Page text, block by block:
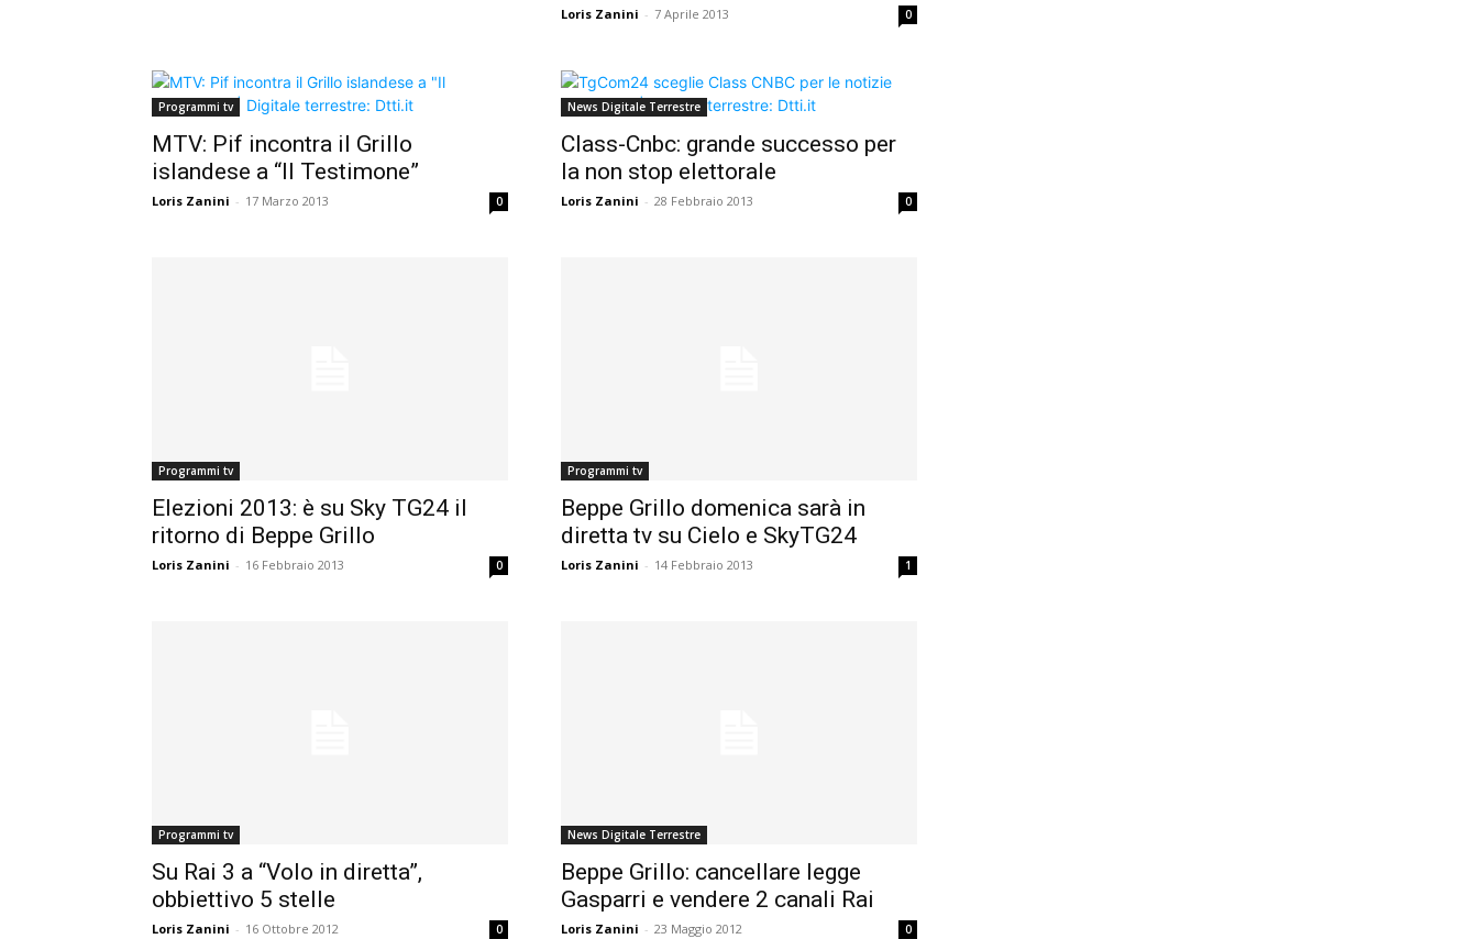
Loris Zanini - 7 Aprile 2013 0
Programmi tv
MTV: Pif incontra il Grillo
islandese a “Il Testimone”
Loris Zanini - 17 Marzo 2013 0
News Digitale Terrestre
Class-Cnbc: grande successo per
la non stop elettorale
Loris Zanini - 28 Febbraio 2013 0
Programmi tv
Elezioni 2013: è su Sky TG24 il
ritorno di Beppe Grillo
Loris Zanini - 16 Febbraio 2013 0
Programmi tv
Beppe Grillo domenica sarà in
diretta tv su Cielo e SkyTG24
Loris Zanini - 14 Febbraio 2013 1
Programmi tv
Su Rai 3 a “Volo in diretta”,
obbiettivo 5 stelle
Loris Zanini - 16 Ottobre 2012 0
News Digitale Terrestre
Beppe Grillo: cancellare legge
Gasparri e vendere 2 canali Rai
Loris Zanini - 23 Maggio 2012 0